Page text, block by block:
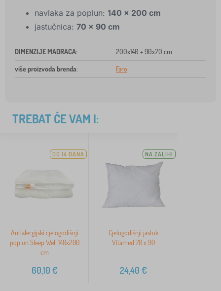
navlaka za poplun: 140 x 200 cm
jastučnica: 70 x 90 cm
DIMENZIJE MADRACA: 200x140 + 90x70 cm
više proizvoda brenda: Faro
TREBAT ĆE VAM I:
DO 14 DANA
Antialergijski cjelogodišnji
poplun Sleep Well 140x200
cm
60,10 €
NA ZALIHI
Cjelogodišnji jastuk
Vitamed 70 x 90
24,40 €